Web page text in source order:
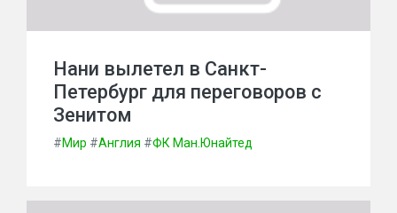
Нани вылетел в Санкт-
Петербург для переговоров с
Зенитом
#Мир #Англия #ФК Ман.Юнайтед